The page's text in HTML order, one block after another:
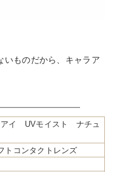
いものだから、キャラア
アイ UVモイスト ナチュ
トコンタクトレンズ